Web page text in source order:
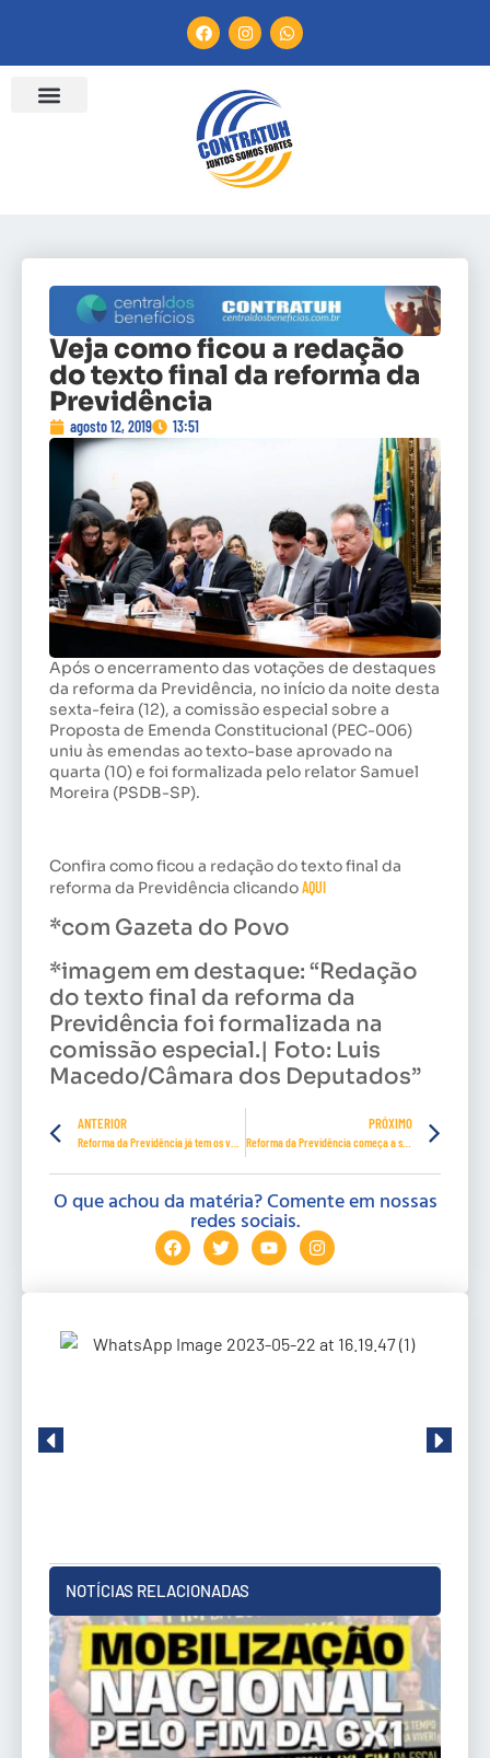
Veja como ficou a redação
do texto final da reforma da
Previdência
agosto 12, 2019 13:51
Após o encerramento das votações de destaques
da reforma da Previdência, no início da noite desta
sexta-feira (12), a comissão especial sobre a
Proposta de Emenda Constitucional (PEC-006)
uniu às emendas ao texto-base aprovado na
quarta (10) e foi formalizada pelo relator Samuel
Moreira (PSDB-SP).
Confira como ficou a redação do texto final da
reforma da Previdência clicandoAQUI
*com Gazeta do Povo
*imagem em destaque: “Redação
do texto final da reforma da
Previdência foi formalizada na
comissão especial.| Foto: Luis
Macedo/Câmara dos Deputados”
ANTERIOR PRÓXIMO
Reforma da Previdência começa a ser analisada pela CCJ do Senado nesta semana
O que achou da matéria? Comente em nossas
redes sociais.
NOTÍCIAS RELACIONADAS